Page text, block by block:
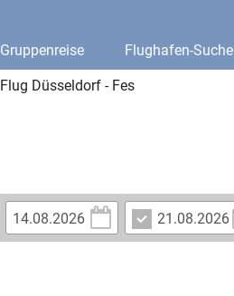
Gruppenreise Flughafen-Suche
Flug Düsseldorf - Fes